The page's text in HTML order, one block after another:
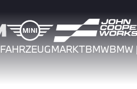
FAHRZEUGMARKTBMWBMW